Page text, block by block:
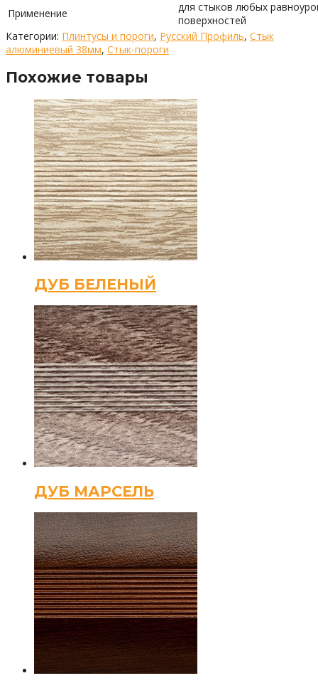
Применение
для стыков любых
поверхностей
Категории: Плинтусы и пороги, Русский Профиль, Стык
алюминиевый 38мм, Стык-пороги
Похожие товары
ДУБ БЕЛЕНЫЙ
ДУБ МАРСЕЛЬ